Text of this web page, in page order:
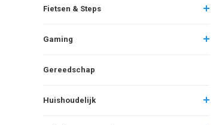
Fietsen & Steps
Gaming
Gereedschap
Huishoudelijk